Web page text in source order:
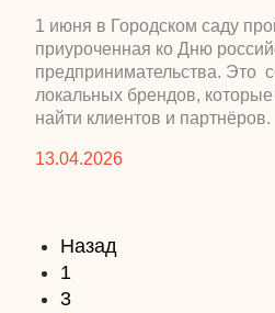
​1 июня в Городском саду
приуроченная ко Дню
предпринимательства. Это
локальных брендов, которые
найти клиентов и партнёров.
13.04.2026
Назад
1
3